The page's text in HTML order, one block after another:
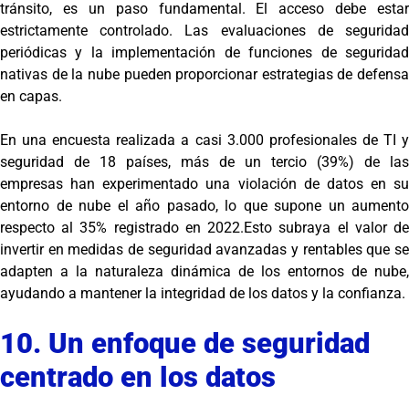
tránsito, es un paso fundamental. El acceso debe estar
estrictamente controlado. Las evaluaciones de seguridad
periódicas y la implementación de funciones de seguridad
nativas de la nube pueden proporcionar estrategias de defensa
en capas.
En una encuesta realizada a casi 3.000 profesionales de TI y
seguridad de 18 países, más de un tercio (39%) de las
empresas han experimentado una violación de datos en su
entorno de nube el año pasado, lo que supone un aumento
respecto al 35% registrado en 2022.Esto subraya el valor de
invertir en medidas de seguridad avanzadas y rentables que se
adapten a la naturaleza dinámica de los entornos de nube,
ayudando a mantener la integridad de los datos y la confianza.
10. Un enfoque de seguridad
centrado en los datos